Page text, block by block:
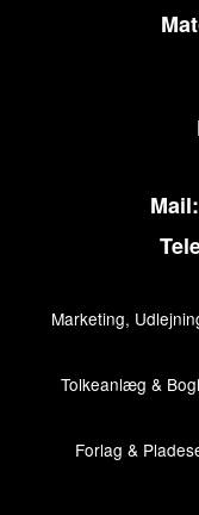
Mail:
Marketing,
Tolkeanlæg &
Forlag &